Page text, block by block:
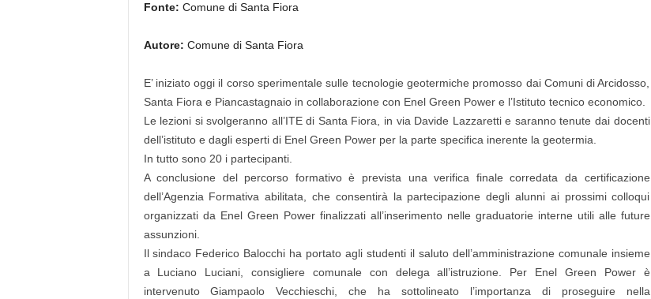
Fonte: Comune di Santa Fiora
Autore: Comune di Santa Fiora
E’ iniziato oggi il corso sperimentale sulle tecnologie geotermiche promosso dai Comuni di Arcidosso,
Santa Fiora e Piancastagnaio in collaborazione con Enel Green Power e l’Istituto tecnico economico.
Le lezioni si svolgeranno all’ITE di Santa Fiora, in via Davide Lazzaretti e saranno tenute dai docenti
dell’istituto e dagli esperti di Enel Green Power per la parte specifica inerente la geotermia.
In tutto sono 20 i partecipanti.
A conclusione del percorso formativo è prevista una verifica finale corredata da certificazione
dell’Agenzia Formativa abilitata, che consentirà la partecipazione degli alunni ai prossimi colloqui
organizzati da Enel Green Power finalizzati all’inserimento nelle graduatorie interne utili alle future
assunzioni.
Il sindaco Federico Balocchi ha portato agli studenti il saluto dell’amministrazione comunale insieme
a Luciano Luciani , consigliere comunale con delega all’istruzione. Per Enel Green Power è
intervenutoGiampaolo Vecchieschi , che ha sottolineato l’importanza di proseguire nella